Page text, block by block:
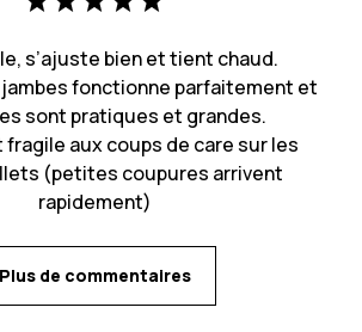
s’ajuste bien et tient chaud.
jambes fonctionne parfaitement et
sont pratiques et grandes.
aux coups de care sur les
(petites coupures arrivent
rapidement)
Plus de commentaires